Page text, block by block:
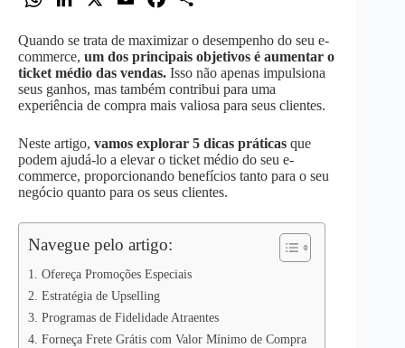
a
t
s
p
p
n
k
e
I
n
a
i
l
c
e
b
o
k
a
r
e
Quando se trata de maximizar o desempenho do seu e-
commerce, um dos principais objetivos é aumentar o
ticket médio das vendas. Isso não apenas impulsiona
seus ganhos, mas também contribui para uma
experiência de compra mais valiosa para seus clientes.
Neste artigo, vamos explorar 5 dicas práticas que
podem ajudá-lo a elevar o ticket médio do seu e-
commerce, proporcionando benefícios tanto para o seu
negócio quanto para os seus clientes.
Navegue pelo artigo:
1. Ofereça Promoções Especiais
2. Estratégia de Upselling
3. Programas de Fidelidade Atraentes
4. Forneça Frete Grátis com Valor Mínimo de Compra